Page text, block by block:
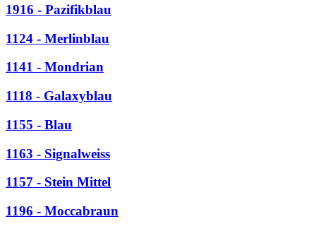
1916 - Pazifikblau
1124 - Merlinblau
1141 - Mondrian
1118 - Galaxyblau
1155 - Blau
1163 - Signalweiss
1157 - Stein Mittel
1196 - Moccabraun